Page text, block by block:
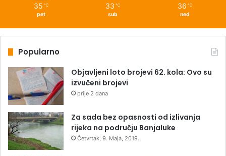
35 ℃
pet
33 ℃
sub
36 ℃
ned
Popularno
Objavljeni loto brojevi 62. kola: Ovo su
izvučeni brojevi
prije 2 dana
Za sada bez opasnosti od izlivanja
rijeka na području Banjaluke
Četvrtak, 9. Maja, 2019.